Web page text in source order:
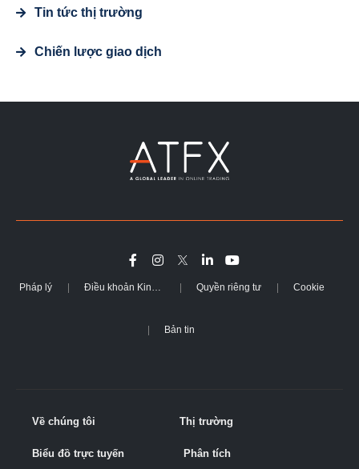
Tin tức thị trường
Chiến lược giao dịch
Pháp lý Điều khoản Kinh doanh Quyền riêng tư Cookie
Bản tin
Về chúng tôi Thị trường
Biểu đồ trực tuyến Phân tích